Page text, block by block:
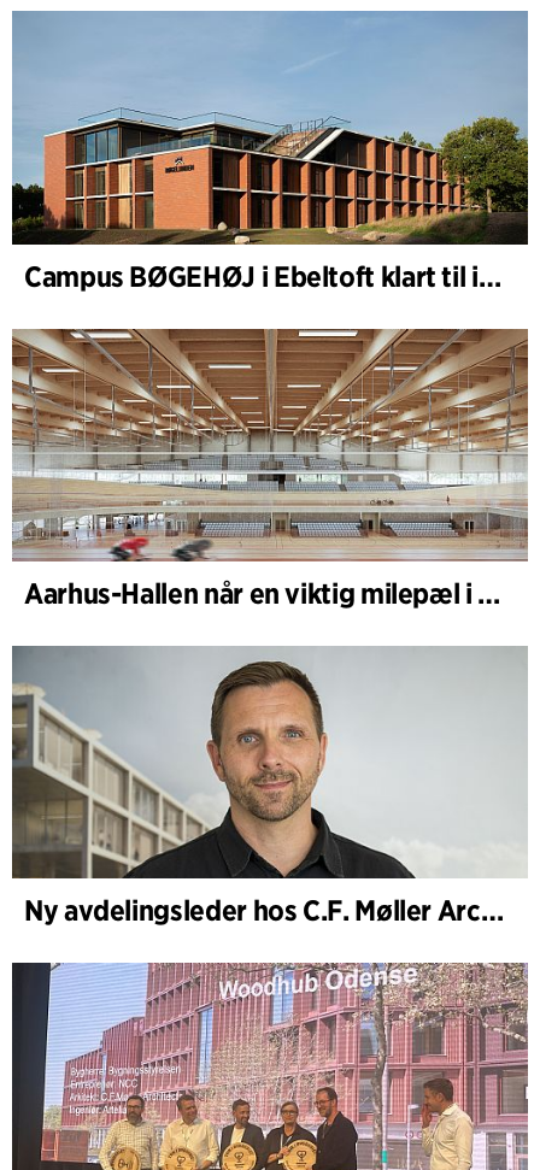
Campus BØGEHØJ i Ebeltoft klart til innvielse: Unik trebygning ferdigstilt
Aarhus-Hallen når en viktig milepæl i den pågående skisseprosessen
Ny avdelingsleder hos C.F. Møller Architects i København